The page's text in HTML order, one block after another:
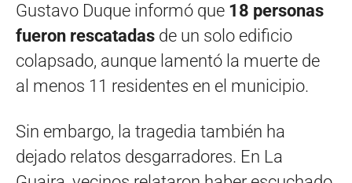
Gustavo Duque informó que 18 personas
fueron rescatadas de un solo edificio
colapsado, aunque lamentó la muerte de
al menos 11 residentes en el municipio.
Sin embargo, la tragedia también ha
dejado relatos desgarradores. En La